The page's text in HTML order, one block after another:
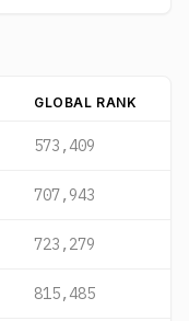
GLOBAL RANK
573,409
707,943
723,279
815,485